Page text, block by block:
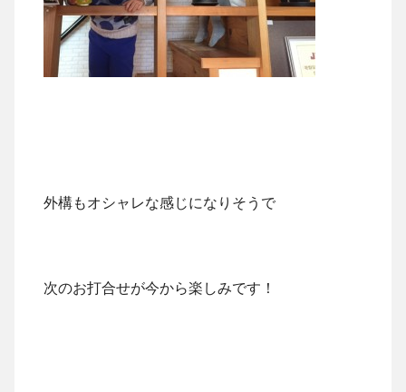
外構もオシャレな感じになりそうで
次のお打合せが今から楽しみです！